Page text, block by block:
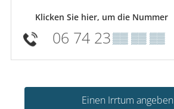
Klicken Sie hier, um die Nummer
06 74 23▒▒ ▒▒ ▒▒
Einen Irrtum angeben